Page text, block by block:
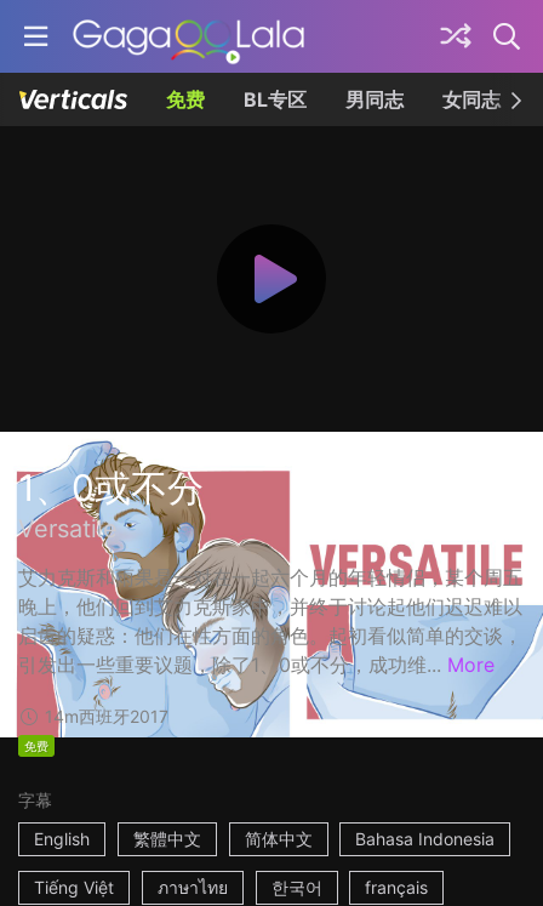
免费 BL专区 男同志 女同志
1、0或不分
Versatile
艾力克斯和雨果是一对在一起六个月的年轻情侣，某个周五
晚上，他们回到艾力克斯家中，并终于讨论起他们迟迟难以
启齿的疑惑：他们在性方面的角色。起初看似简单的交谈，
引发出一些重要议题，除了1、0或不分，成功维... More
14m西班牙2017
免费
字幕
English
繁體中文 简体中文 Bahasa Indonesia
Tiếng Việt ภาษาไทย 한국어 français